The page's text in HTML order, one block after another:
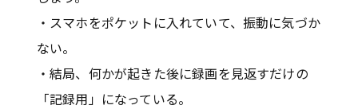
・スマホをポケットに入れていて、振動に気づか
ない。
・結局、何かが起きた後に録画を見返すだけの
「記録用」になっている。